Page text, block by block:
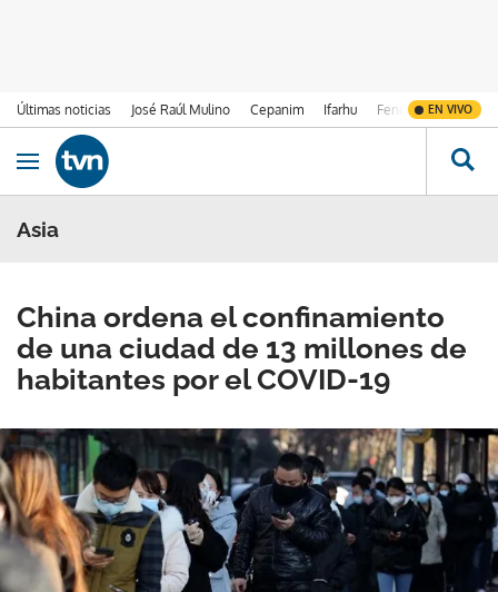
Últimas noticias José Raúl Mulino Cepanim Ifarhu Fenómeno de El
EN VIVO
Ir al contenido
Obrir navegació
Asia
China ordena el confinamiento
de una ciudad de 13 millones de
habitantes por el COVID-19